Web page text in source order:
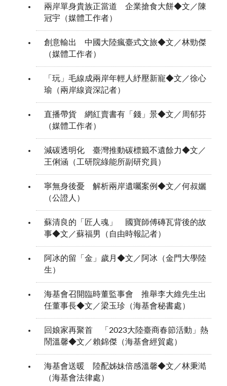
兩岸單身貴族正當道 企業搶食大餅◆文／陳
冠宇（媒體工作者）
創意輸出 中國大陸瘋臺式文旅◆文／林勁傑
（媒體工作者）
「玩」毛線成兩岸年輕人紓壓新寵◆文／徐心
瑜（兩岸線資深記者）
直播帶貨 網紅賣書有「錢」景◆文／周郁芬
（媒體工作者）
減碳透明化 臺灣推動碳標籤不遺餘力◆文／
王俐涵（工研院綠能所副研究員）
寧無身後憂 解析兩岸遺囑案例◆文／何叔孋
（公證人）
蘇清良的「匠人魂」 國寶師傅磚瓦背後的故
事◆文／蘇福男（自由時報記者）
阿冰的留「金」歲月◆文／阿冰（金門大學陸
生）
海基會召開臨時董監事會 推舉李大維先生出
任董事長◆文／梁玉珍（海基會秘書處）
回娘家再聚首 「2023大陸臺商春節活動」熱
鬧溫馨◆文／賴錦傑（海基會經貿處）
海基會送暖 陸配姊妹倍感溫馨◆文／林秉澔
（海基會法律處）